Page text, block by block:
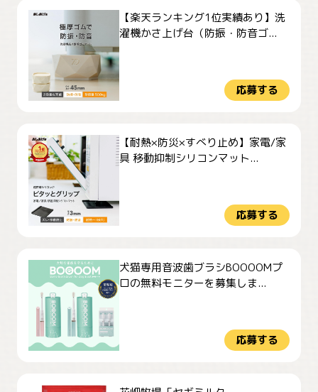
【楽天ランキング1位実績あり】洗
濯機かさ上げ台（防振・防音ゴ...
応募する
【耐熱×防災×すべり止め】家電/家
具 移動抑制シリコンマット...
応募する
犬猫専用音波歯ブラシBOOOOMプ
ロの無料モニターを募集しま...
応募する